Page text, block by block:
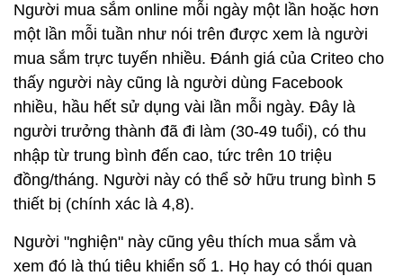
Người mua sắm online mỗi ngày một lần hoặc hơn
một lần mỗi tuần như nói trên được xem là người
mua sắm trực tuyến nhiều. Đánh giá của Criteo cho
thấy người này cũng là người dùng Facebook
nhiều, hầu hết sử dụng vài lần mỗi ngày. Đây là
người trưởng thành đã đi làm (30-49 tuổi), có thu
nhập từ trung bình đến cao, tức trên 10 triệu
đồng/tháng. Người này có thể sở hữu trung bình 5
thiết bị (chính xác là 4,8).
Người "nghiện" này cũng yêu thích mua sắm và
xem đó là thú tiêu khiển số 1. Họ hay có thói quan